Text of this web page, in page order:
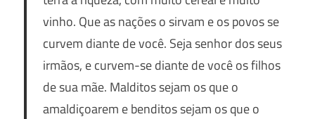
vinho. Que as nações o sirvam e os povos se
curvem diante de você. Seja senhor dos seus
irmãos, e curvem-se diante de você os filhos
de sua mãe. Malditos sejam os que o
amaldiçoarem e benditos sejam os que o